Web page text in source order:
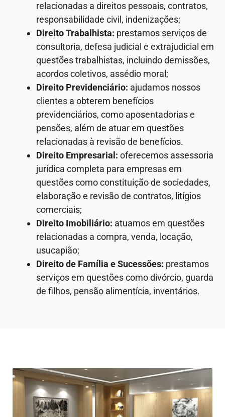
relacionadas a direitos pessoais, contratos,
responsabilidade civil, indenizações;
Direito Trabalhista: prestamos serviços de
consultoria, defesa judicial e extrajudicial em
questões trabalhistas, incluindo demissões,
acordos coletivos, assédio moral;
Direito Previdenciário: ajudamos nossos
clientes a obterem benefícios
previdenciários, como aposentadorias e
pensões, além de atuar em questões
relacionadas à revisão de benefícios.
Direito Empresarial: oferecemos assessoria
jurídica completa para empresas em
questões como constituição de sociedades,
elaboração e revisão de contratos, litígios
comerciais;
Direito Imobiliário: atuamos em questões
relacionadas a compra, venda, locação,
usucapião;
Direito de Família e Sucessões: prestamos
serviços em questões como divórcio, guarda
de filhos, pensão alimentícia, inventários.